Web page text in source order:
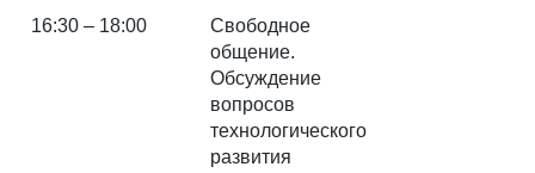
16:30 – 18:00
Свободное
общение.
Обсуждение
вопросов
технологического
развития